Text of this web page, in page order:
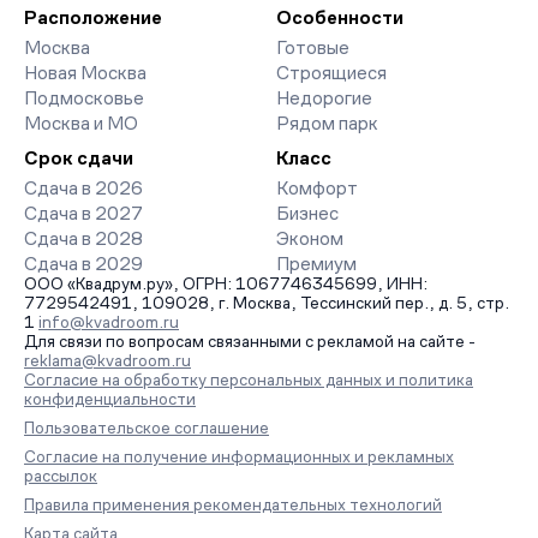
организует просмотр и поможет одобрить ипотеку по
минимальной ставке. Чтобы зафиксировать цену, оставьте
заявку на обратный звонок.
Расположение
Москва
Новая Москва
Подмосковье
Москва и МО
Особенности
Готовые
Строящиеся
Недорогие
Рядом парк
Срок сдачи
Сдача в 2026
Сдача в 2027
Сдача в 2028
Сдача в 2029
Класс
Комфорт
Бизнес
Эконом
Премиум
ООО «Квадрум.ру», ОГРН: 1067746345699, ИНН:
7729542491, 109028, г. Москва, Тессинский пер., д. 5, стр.
1 info@kvadroom.ru
Для связи по вопросам связанными с рекламой на сайте -
reklama@kvadroom.ru
Согласие на обработку персональных данных и политика
конфиденциальности
Пользовательское соглашение
Согласие на получение информационных и рекламных
рассылок
Правила применения рекомендательных технологий
Карта сайта